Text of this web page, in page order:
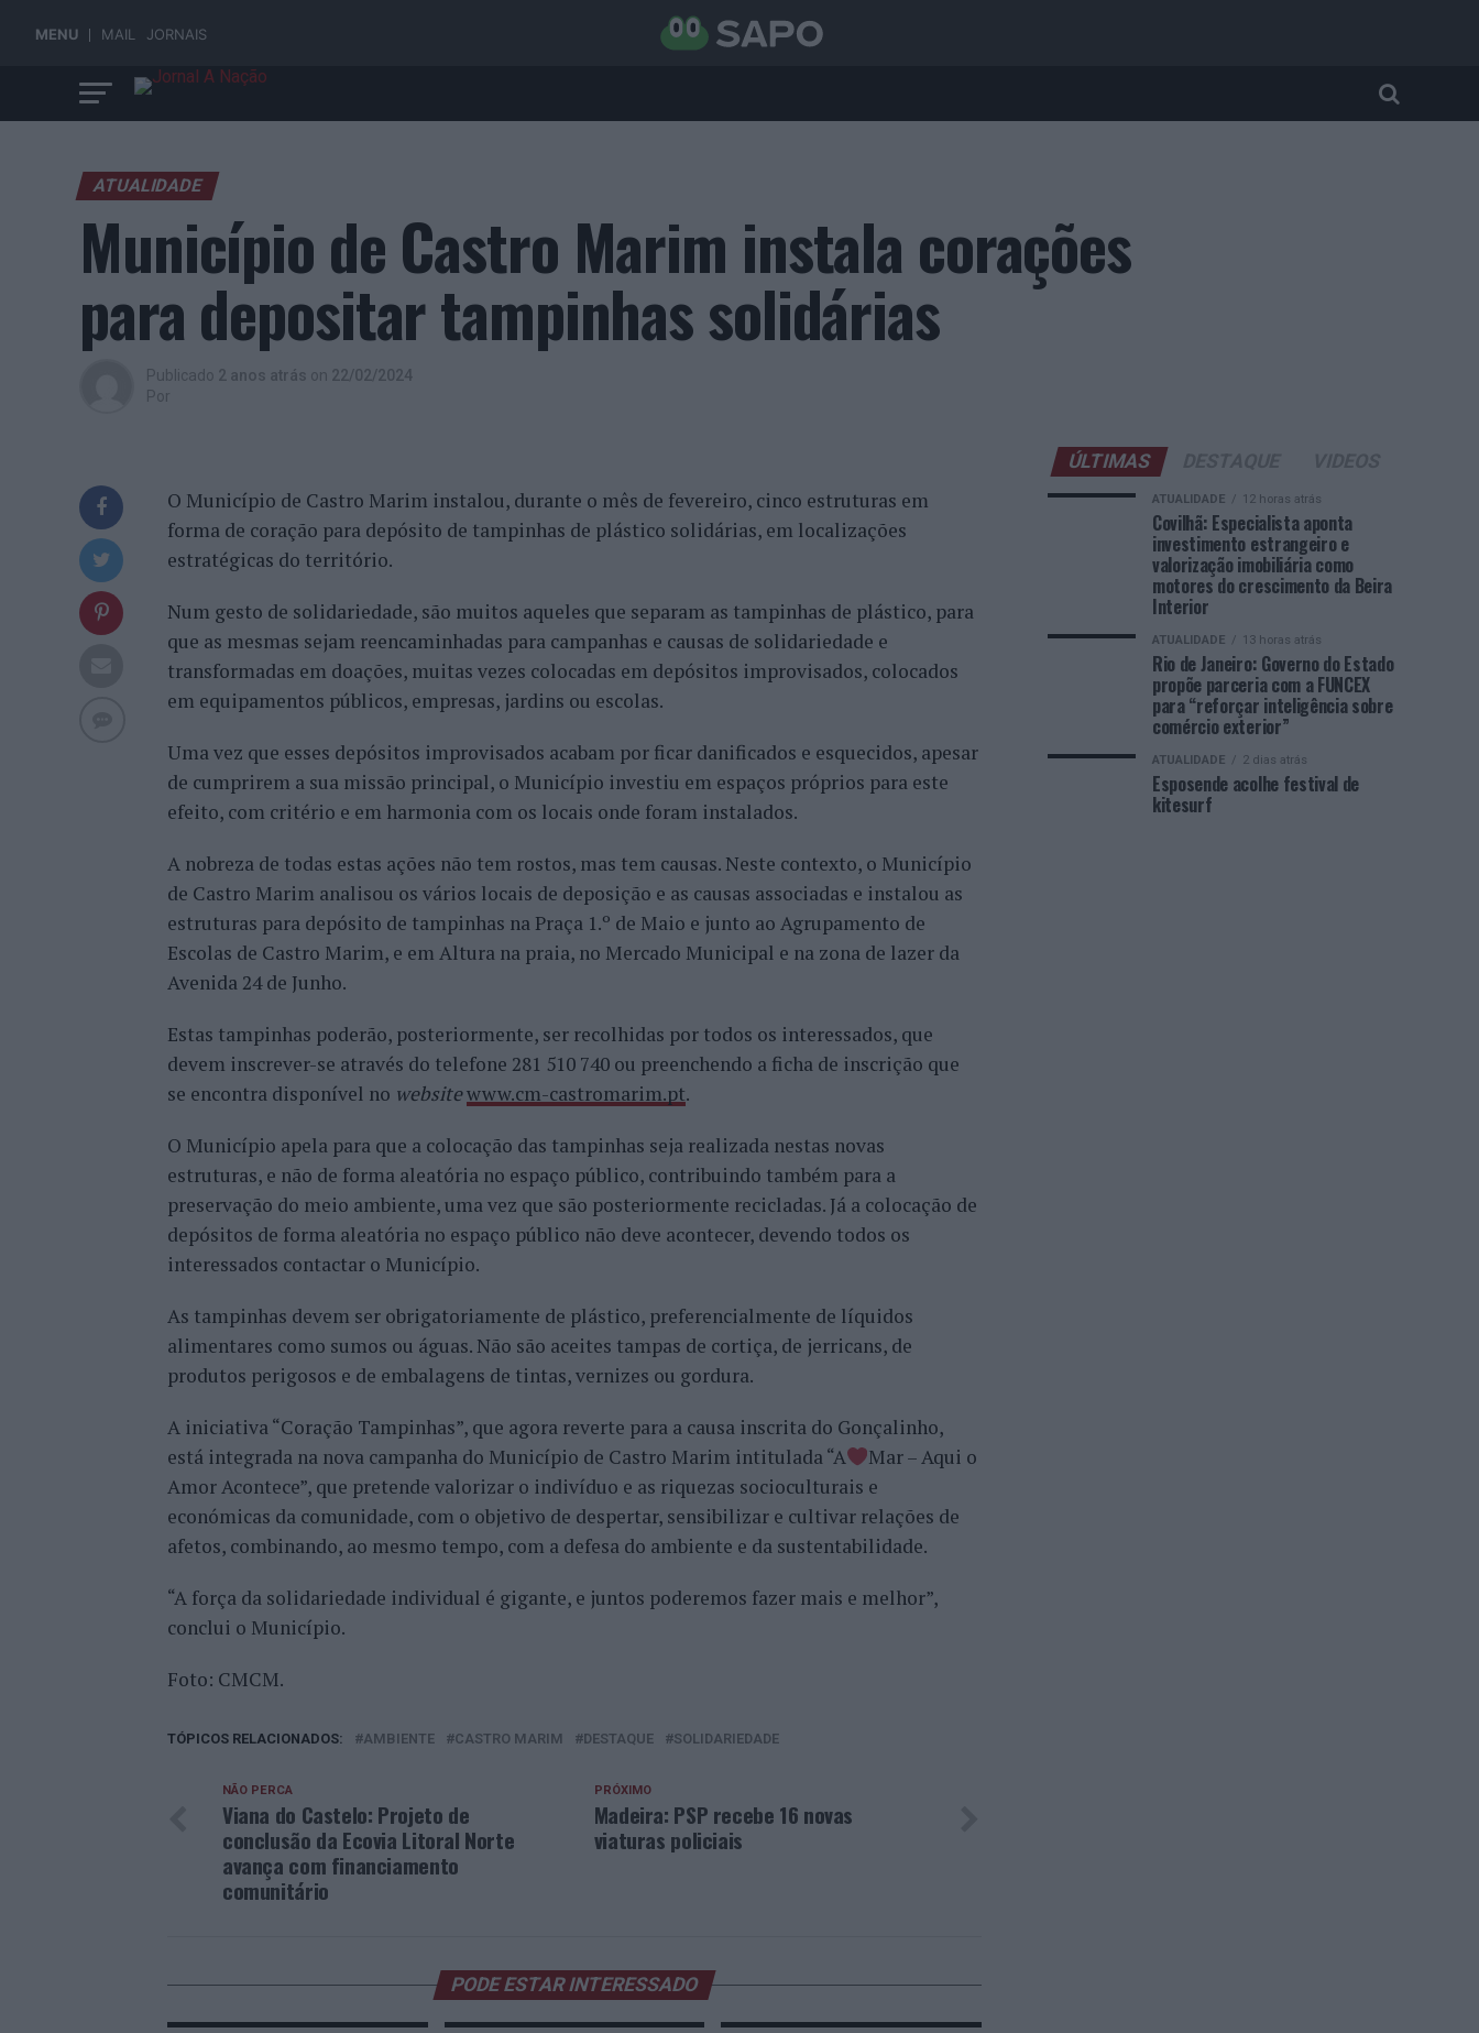
MENU MAIL JORNAIS
ATUALIDADE
Município de Castro Marim instala corações
para depositar tampinhas solidárias
Publicado 2 anos atrás on 22/02/2024
Por
O Município de Castro Marim instalou, durante o mês de fevereiro, cinco estruturas em
forma de coração para depósito de tampinhas de plástico solidárias, em localizações
estratégicas do território.
Num gesto de solidariedade, são muitos aqueles que separam as tampinhas de plástico, para
que as mesmas sejam reencaminhadas para campanhas e causas de solidariedade e
transformadas em doações, muitas vezes colocadas em depósitos improvisados, colocados
em equipamentos públicos, empresas, jardins ou escolas.
Uma vez que esses depósitos improvisados acabam por ficar danificados e esquecidos, apesar
de cumprirem a sua missão principal, o Município investiu em espaços próprios para este
efeito, com critério e em harmonia com os locais onde foram instalados.
A nobreza de todas estas ações não tem rostos, mas tem causas. Neste contexto, o Município
de Castro Marim analisou os vários locais de deposição e as causas associadas e instalou as
estruturas para depósito de tampinhas na Praça 1.º de Maio e junto ao Agrupamento de
Escolas de Castro Marim, e em Altura na praia, no Mercado Municipal e na zona de lazer da
Avenida 24 de Junho.
Estas tampinhas poderão, posteriormente, ser recolhidas por todos os interessados, que
devem inscrever-se através do telefone 281 510 740 ou preenchendo a ficha de inscrição que
se encontra disponível no websitewww.cm-castromarim.pt.
O Município apela para que a colocação das tampinhas seja realizada nestas novas
estruturas, e não de forma aleatória no espaço público, contribuindo também para a
preservação do meio ambiente, uma vez que são posteriormente recicladas. Já a colocação de
depósitos de forma aleatória no espaço público não deve acontecer, devendo todos os
interessados contactar o Município.
As tampinhas devem ser obrigatoriamente de plástico, preferencialmente de líquidos
alimentares como sumos ou águas. Não são aceites tampas de cortiça, de jerricans, de
produtos perigosos e de embalagens de tintas, vernizes ou gordura.
A iniciativa “Coração Tampinhas”, que agora reverte para a causa inscrita do Gonçalinho,
está integrada na nova campanha do Município de Castro Marim intitulada “A
Mar – Aqui o
Amor Acontece”, que pretende valorizar o indivíduo e as riquezas socioculturais e
económicas da comunidade, com o objetivo de despertar, sensibilizar e cultivar relações de
afetos, combinando, ao mesmo tempo, com a defesa do ambiente e da sustentabilidade.
“A força da solidariedade individual é gigante, e juntos poderemos fazer mais e melhor”,
conclui o Município.
Foto: CMCM.
TÓPICOS RELACIONADOS: AMBIENTE CASTRO MARIM DESTAQUE SOLIDARIEDADE
PRÓXIMO
Madeira: PSP recebe 16 novas
viaturas policiais
NÃO PERCA
Viana do Castelo: Projeto de
conclusão da Ecovia Litoral Norte
avança com financiamento
comunitário
PODE ESTAR INTERESSADO
ÚLTIMAS
ATUALIDADE 12 horas atrás
Covilhã: Especialista aponta
investimento estrangeiro e
valorização imobiliária como
motores do crescimento da Beira
Interior
ATUALIDADE 13 horas atrás
Rio de Janeiro: Governo do Estado
propõe parceria com a FUNCEX
para “reforçar inteligência sobre
comércio exterior”
ATUALIDADE 2 dias atrás
Esposende acolhe festival de
kitesurf